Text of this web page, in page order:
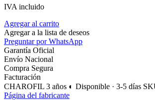
IVA incluido
Agregar al carrito
Agregar a la lista de deseos
Preguntar por WhatsApp
Garantía Oficial
Envío Nacional
Compra Segura
Facturación
CHAROFIL 3 años ◐ Disponible · 3-5 días
Página del fabricante